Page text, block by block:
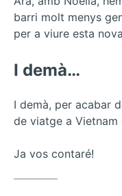
barri molt menys
per a viure esta
I demà…
I demà, per acabar
de viatge a Vietnam
Ja vos contaré!